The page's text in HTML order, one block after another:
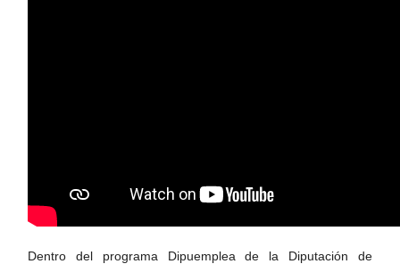
Dentro del programa Dipuemplea de la Diputación de